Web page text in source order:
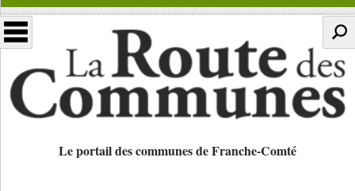
Le portail des communes de Franche-Comté